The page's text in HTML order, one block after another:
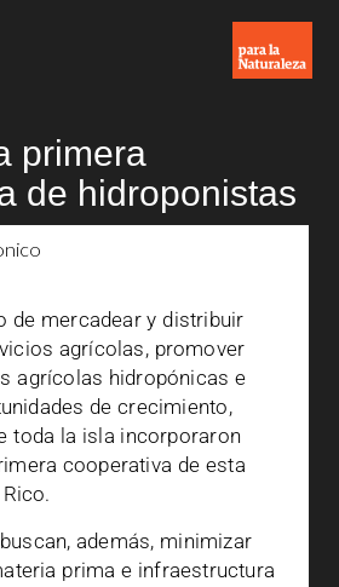
primera
de hidroponistas
de mercadear y distribuir
agrícolas, promover
agrícolas hidropónicas e
de crecimiento,
toda la isla incorporaron
cooperativa de esta
además, minimizar
prima e infraestructura